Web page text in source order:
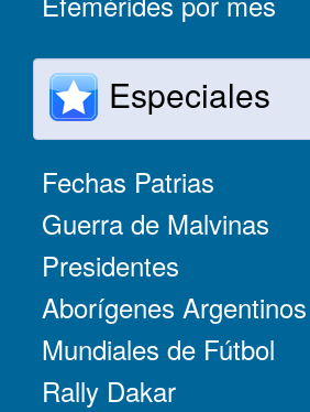
Especiales
Fechas Patrias
Guerra de Malvinas
Presidentes
Aborígenes Argentinos
Mundiales de Fútbol
Rally Dakar